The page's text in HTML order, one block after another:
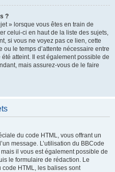
?
» lorsque vous êtes en train de
celui-ci en haut de la liste des sujets,
si vous ne voyez pas ce lien, cette
le temps d’attente nécessaire entre
atteint. Il est également possible de
mais assurez-vous de le faire
du code HTML, vous offrant un
message. L’utilisation du BBCode
il vous est également possible de
le formulaire de rédaction. Le
code HTML, les balises sont